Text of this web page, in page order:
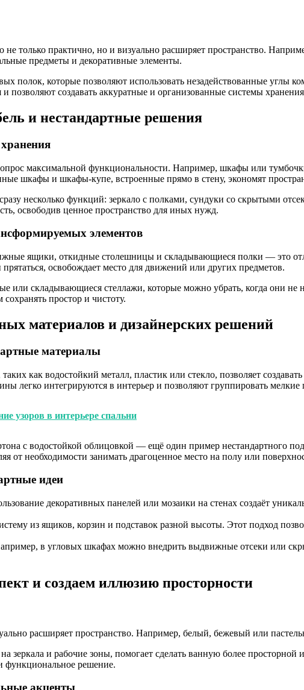
только практично, но и визуально расширяет пространство.
предметы и декоративные элементы.
полок, которые позволяют использовать незадействованные углы
позволяют создавать аккуратные и организованные системы
и нестандартные решения
максимальной функциональности. Например, шкафы или
шкафы и шкафы-купе, встроенные прямо в стену, экономят
несколько функций: зеркало с полками, сундуки со скрытыми
освободив ценное пространство для иных нужд.
элементов
ящики, откидные столешницы и складывающиеся полки — это
освобождает место для движений или других предметов.
или складывающиеся стеллажи, которые можно убрать, когда они
простор и чистоту.
материалов и дизайнерских решений
материалы
как водостойкий металл, пластик или стекло, позволяет
легко интегрируются в интерьер и позволяют группировать мелкие
узоров в интерьере спальни
с водостойкой облицовкой — ещё один пример нестандартного
от необходимости занимать драгоценное место на полу или
идеи
декоративных панелей или мозаики на стенах создаёт
из ящиков, корзин и подставок разной высоты. Этот подход
в угловых шкафах можно внедрить выдвижные отсеки или
и создаем иллюзию просторности
расширяет пространство. Например, белый, бежевый или
зеркала и рабочие зоны, помогает сделать ванную более
функциональное решение.